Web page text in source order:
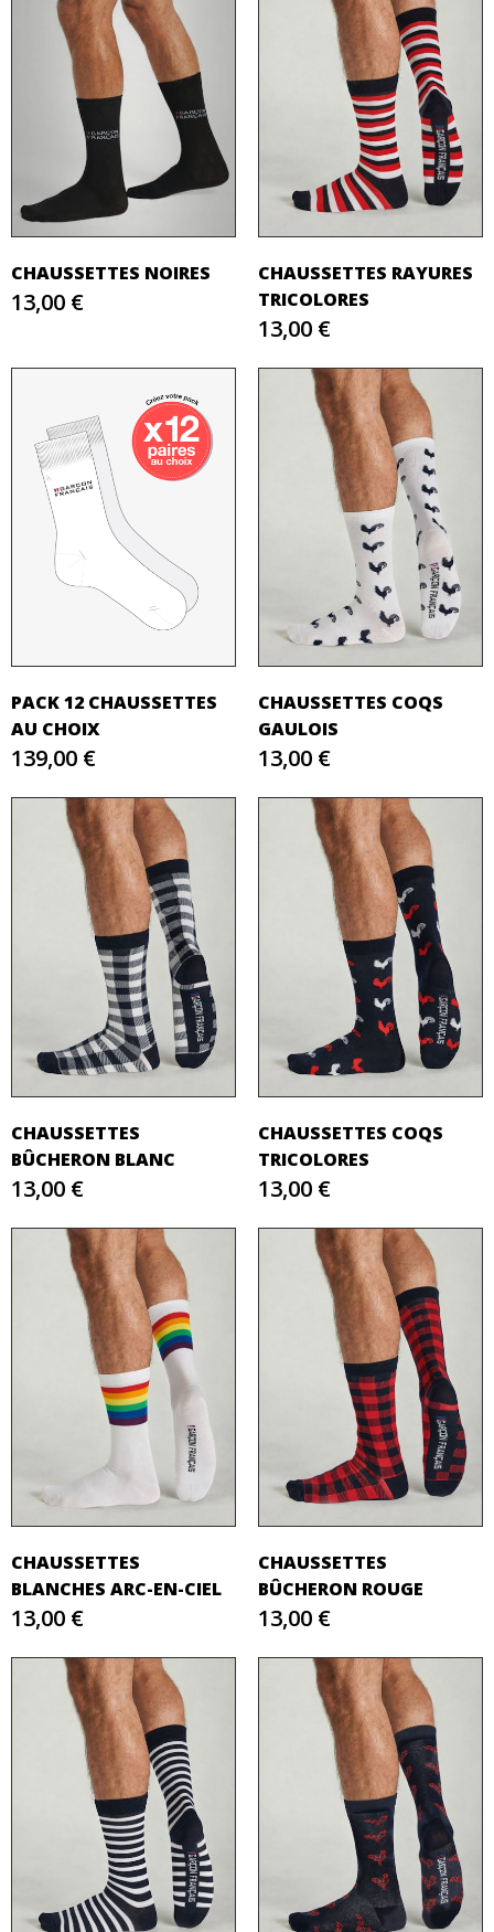
CHAUSSETTES NOIRES
13,00 €
CHAUSSETTES RAYURES
TRICOLORES
13,00 €
PACK 12 CHAUSSETTES
AU CHOIX
139,00 €
CHAUSSETTES COQS
GAULOIS
13,00 €
CHAUSSETTES
BÛCHERON BLANC
13,00 €
CHAUSSETTES COQS
TRICOLORES
13,00 €
CHAUSSETTES
BLANCHES ARC-EN-CIEL
13,00 €
CHAUSSETTES
BÛCHERON ROUGE
13,00 €